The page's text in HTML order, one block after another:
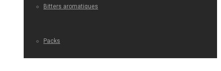
Bitters aromatiques
Packs